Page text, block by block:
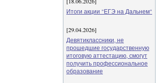
Итоги акции "ЕГЭ на Дальнем"
[29.04.2026]
Девятиклассники, не
прошедшие государственную
итоговую аттестацию, смогут
получить профессиональное
образование